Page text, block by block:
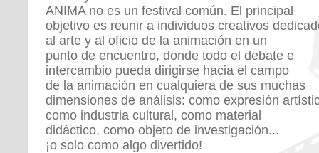
ANIMA no es un festival común. El principal
objetivo es reunir a individuos creativos
al arte y al oficio de la animación en un
punto de encuentro, donde todo el debate e
intercambio pueda dirigirse hacia el campo
de la animación en cualquiera de sus muchas
dimensiones de análisis: como expresión
como industria cultural, como material
didáctico, como objeto de investigación...
¡o solo como algo divertido!